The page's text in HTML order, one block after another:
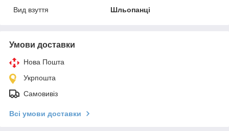
Вид взуття
Шльопанці
Умови доставки
Нова Пошта
Укрпошта
Самовивіз
Всі умови доставки